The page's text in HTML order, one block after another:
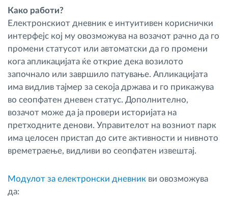
Како работи?
Електронскиот дневник е интуитивен кориснички
интерфејс кој му овозможува на возачот рачно да го
промени статусот или автоматски да го промени
кога апликацијата ќе открие дека возилото
започнало или завршило патување. Апликацијата
има видлив тајмер за секоја држава и го прикажува
во сеопфатен дневен статус. Дополнително,
возачот може да ја провери историјата на
претходните денови. Управителот на возниот парк
има целосен пристап до сите активности и нивното
времетраење, видливи во сеопфатен извештај.
Модулот за електронски дневник ви овозможува
да: